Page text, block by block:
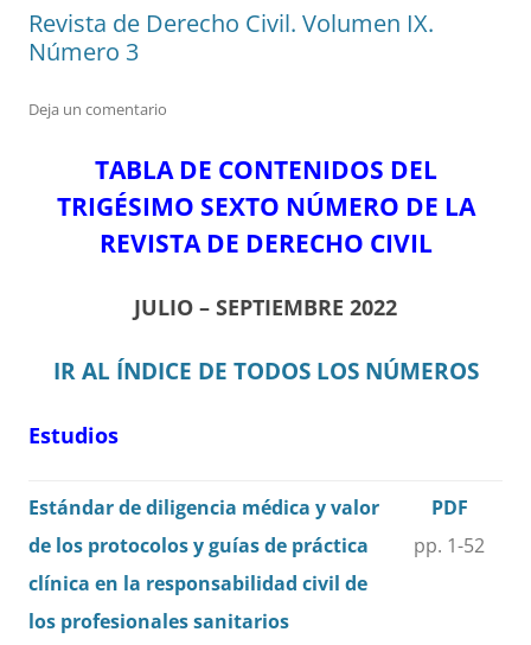
Revista de Derecho Civil. Volumen IX.
Número 3
Deja un comentario
TABLA DE CONTENIDOS DEL
TRIGÉSIMO SEXTO NÚMERO DE LA
REVISTA DE DERECHO CIVIL
JULIO – SEPTIEMBRE 2022
IR AL ÍNDICE DE TODOS LOS NÚMEROS
Estudios
Estándar de diligencia médica y valor
de los protocolos y guías de práctica
clínica en la responsabilidad civil de
los profesionales sanitarios
PDF
pp. 1-52